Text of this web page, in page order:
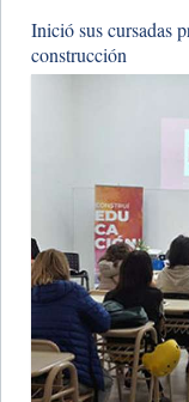
​Inició sus cursadas
construcción